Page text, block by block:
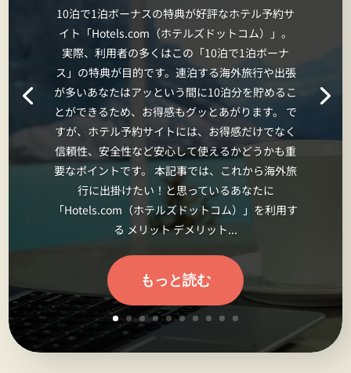
10泊で1泊ボーナスの特典が好評なホテル予約サ
イト「Hotels.com（ホテルズドットコム）」。
実際、利用者の多くはこの「10泊で1泊ボーナ
ス」の特典が目的です。連泊する海外旅行や出張
が多いあなたはアッという間に10泊分を貯めるこ
とができるため、お得感もグッとあがります。 で
すが、ホテル予約サイトには、お得感だけでなく
信頼性、安全性など安心して使えるかどうかも重
要なポイントです。 本記事では、これから海外旅
行に出掛けたい！と思っているあなたに
「Hotels.com（ホテルズドットコム）」を利用す
る メリット デメリット...
もっと読む